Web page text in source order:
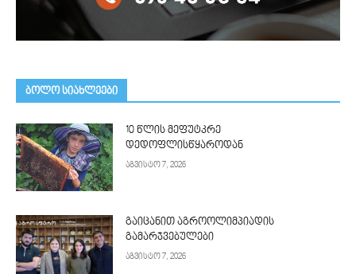
ᲑᲝᲚᲝ ᲡᲘᲐᲮᲚᲔᲔᲑᲘ
10 წლის მეფუტკრე
დედოფლისწყაროდან
აგვისტო 7, 2026
გაიცანით აგროოლიმპიადის
გამარჯვებულები
აგვისტო 7, 2026